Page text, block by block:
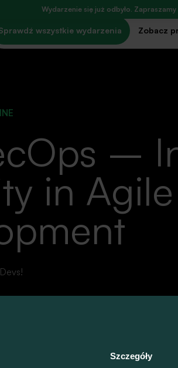
Szczegóły
wszystkie wydarzenia Zobacz
–
in
plan to
Wydarzenie się już odbyło. Zapraszamy